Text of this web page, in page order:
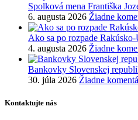
Spolková mena Františka
6. augusta 2026 Žiadne
Ako sa po rozpade
4. augusta 2026 Žiadne
Bankovky Slovenskej
30. júla 2026 Žiadne
Kontaktujte nás